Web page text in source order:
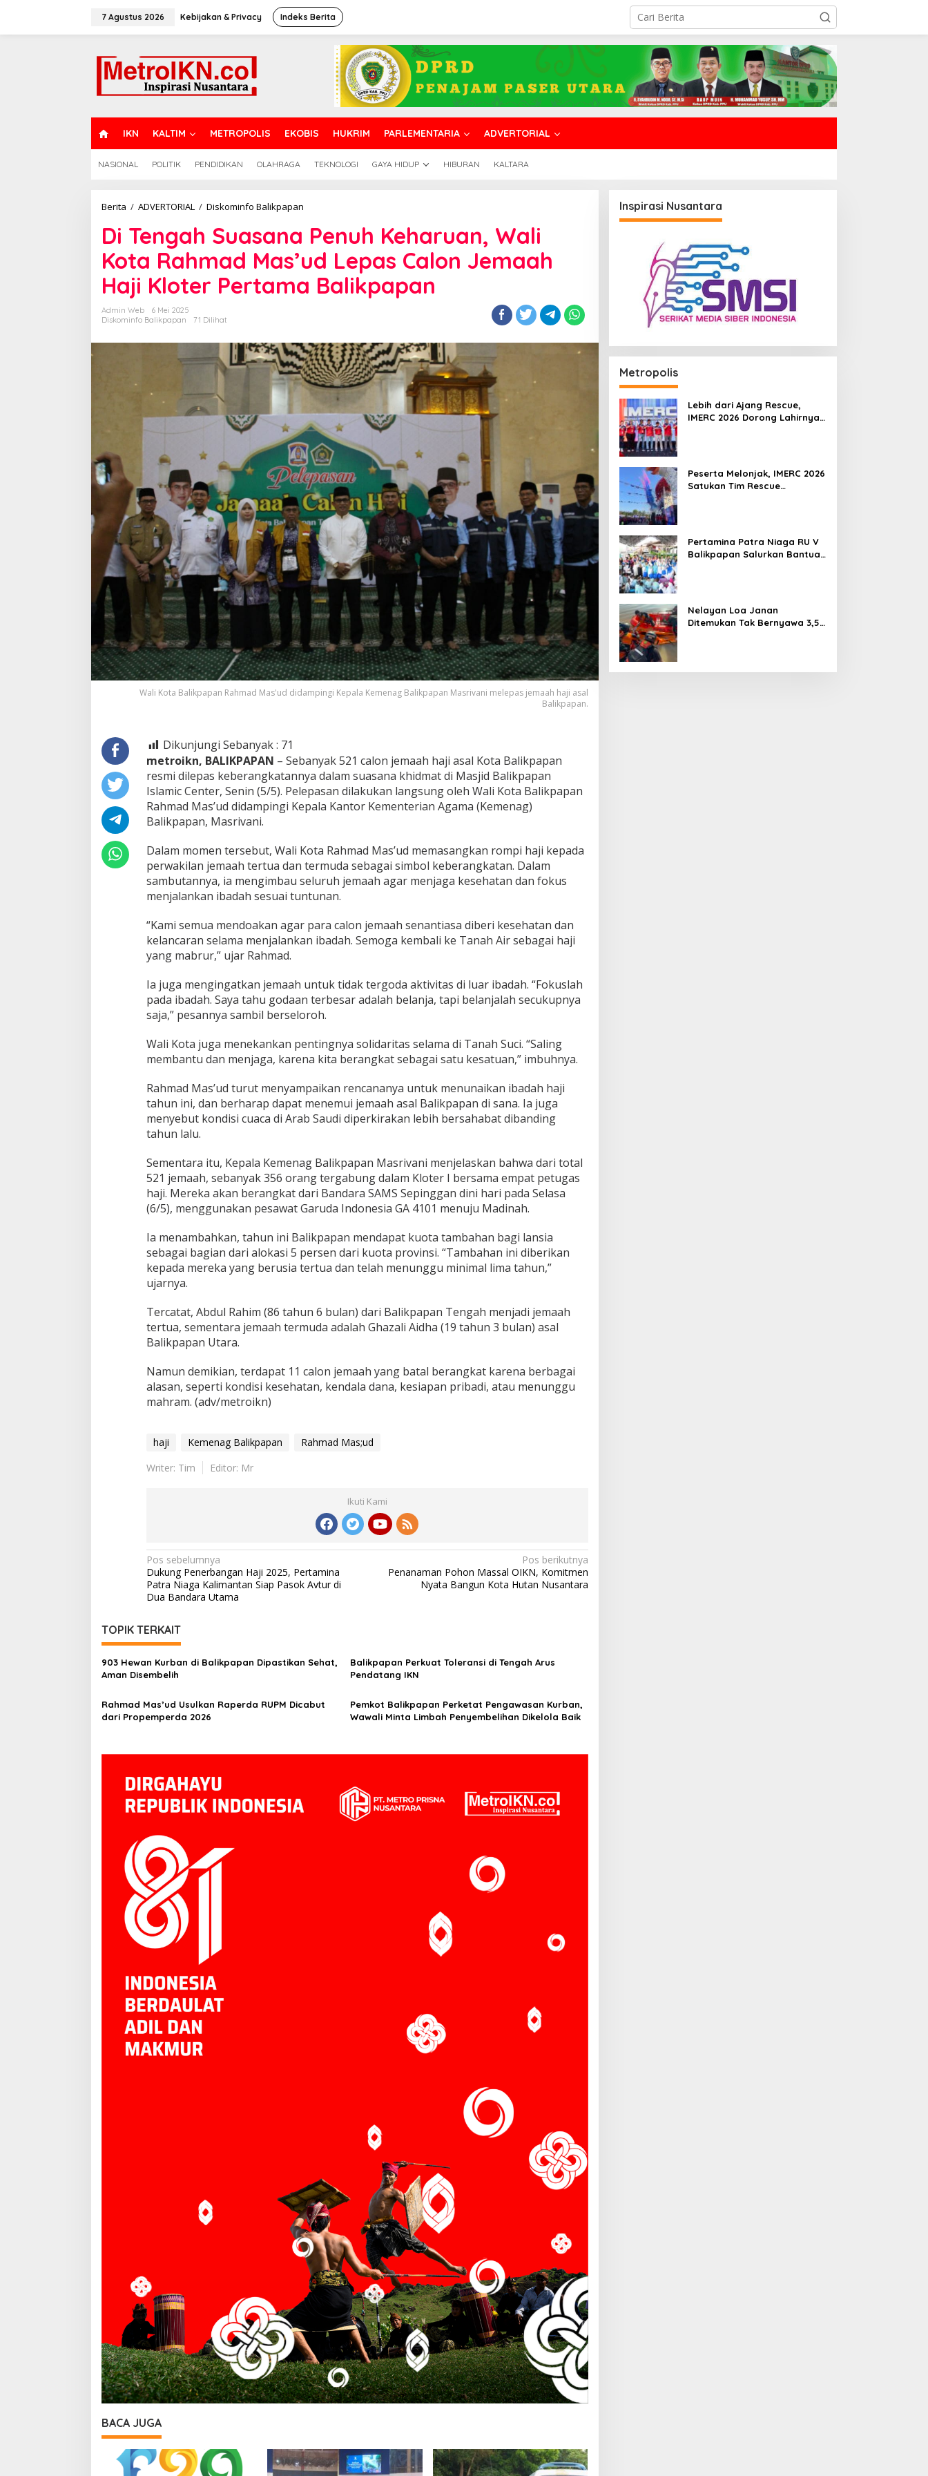
7 Agustus 2026 Kebijakan & Privacy Indeks Berita
O
M
IKN KALTIM METROPOLIS EKOBIS HUKRIM PARLEMENTARIA ADVERTORIAL
NASIONAL POLITIK PENDIDIKAN OLAHRAGA TEKNOLOGI GAYA HIDUP HIBURAN KALTARA
Berita / ADVERTORIAL / Diskominfo Balikpapan
Suasana
Penuh
Keharuan,
Wali
Kota
Rahmad
Jemaah
Haji
Kloter
Pertama
Balikpapan
Di Tengah Suasana Penuh Keharuan, Wali
Kota Rahmad Mas’ud Lepas Calon Jemaah
Haji Kloter Pertama Balikpapan
Admin Web
6 Mei 2025
Diskominfo Balikpapan
71 Dilihat
Wali Kota Balikpapan Rahmad Mas'ud didampingi Kepala Kemenag Balikpapan Masrivani melepas jemaah haji asal
Balikpapan.
Dikunjungi Sebanyak : 71
metroikn, BALIKPAPAN – Sebanyak 521 calon jemaah haji asal Kota Balikpapan
resmi dilepas keberangkatannya dalam suasana khidmat di Masjid Balikpapan
Islamic Center, Senin (5/5). Pelepasan dilakukan langsung oleh Wali Kota Balikpapan
Rahmad Mas’ud didampingi Kepala Kantor Kementerian Agama (Kemenag)
Balikpapan, Masrivani.
Dalam momen tersebut, Wali Kota Rahmad Mas’ud memasangkan rompi haji kepada
perwakilan jemaah tertua dan termuda sebagai simbol keberangkatan. Dalam
sambutannya, ia mengimbau seluruh jemaah agar menjaga kesehatan dan fokus
menjalankan ibadah sesuai tuntunan.
“Kami semua mendoakan agar para calon jemaah senantiasa diberi kesehatan dan
kelancaran selama menjalankan ibadah. Semoga kembali ke Tanah Air sebagai haji
yang mabrur,” ujar Rahmad.
Ia juga mengingatkan jemaah untuk tidak tergoda aktivitas di luar ibadah. “Fokuslah
pada ibadah. Saya tahu godaan terbesar adalah belanja, tapi belanjalah secukupnya
saja,” pesannya sambil berseloroh.
Wali Kota juga menekankan pentingnya solidaritas selama di Tanah Suci. “Saling
membantu dan menjaga, karena kita berangkat sebagai satu kesatuan,” imbuhnya.
Rahmad Mas’ud turut menyampaikan rencananya untuk menunaikan ibadah haji
tahun ini, dan berharap dapat menemui jemaah asal Balikpapan di sana. Ia juga
menyebut kondisi cuaca di Arab Saudi diperkirakan lebih bersahabat dibanding
tahun lalu.
Sementara itu, Kepala Kemenag Balikpapan Masrivani menjelaskan bahwa dari total
521 jemaah, sebanyak 356 orang tergabung dalam Kloter I bersama empat petugas
haji. Mereka akan berangkat dari Bandara SAMS Sepinggan dini hari pada Selasa
(6/5), menggunakan pesawat Garuda Indonesia GA 4101 menuju Madinah.
Ia menambahkan, tahun ini Balikpapan mendapat kuota tambahan bagi lansia
sebagai bagian dari alokasi 5 persen dari kuota provinsi. “Tambahan ini diberikan
kepada mereka yang berusia tertua dan telah menunggu minimal lima tahun,”
ujarnya.
Tercatat, Abdul Rahim (86 tahun 6 bulan) dari Balikpapan Tengah menjadi jemaah
tertua, sementara jemaah termuda adalah Ghazali Aidha (19 tahun 3 bulan) asal
Balikpapan Utara.
Namun demikian, terdapat 11 calon jemaah yang batal berangkat karena berbagai
alasan, seperti kondisi kesehatan, kendala dana, kesiapan pribadi, atau menunggu
mahram. (adv/metroikn)
haji Kemenag Balikpapan
Rahmad Mas;ud
Writer: Tim
Editor: Mr
Ikuti Kami
Navigasi
pos
Pos sebelumnya
Dukung Penerbangan Haji 2025, Pertamina
Patra Niaga Kalimantan Siap Pasok Avtur di
Dua Bandara Utama
Pos berikutnya
Penanaman Pohon Massal OIKN, Komitmen
Nyata Bangun Kota Hutan Nusantara
TOPIK TERKAIT
903 Hewan Kurban di Balikpapan Dipastikan Sehat,
Aman Disembelih
Balikpapan Perkuat Toleransi di Tengah Arus
Pendatang IKN
Rahmad Mas’ud Usulkan Raperda RUPM Dicabut
dari Propemperda 2026
Pemkot Balikpapan Perketat Pengawasan Kurban,
Wawali Minta Limbah Penyembelihan Dikelola Baik
BACA JUGA
Inspirasi Nusantara
Metropolis
Lebih dari Ajang Rescue,
IMERC 2026 Dorong Lahirnya
Peserta Melonjak, IMERC 2026
Satukan Tim Rescue
Pertamina Patra Niaga RU V
Balikpapan Salurkan Bantuan
Nelayan Loa Janan
Ditemukan Tak Bernyawa 3,5